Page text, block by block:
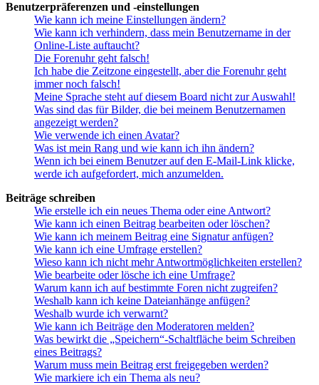
Benutzerpräferenzen und -einstellungen
Wie kann ich meine Einstellungen ändern?
Wie kann ich verhindern, dass mein Benutzername in der
Online-Liste auftaucht?
Die Forenuhr geht falsch!
Ich habe die Zeitzone eingestellt, aber die Forenuhr geht
immer noch falsch!
Meine Sprache steht auf diesem Board nicht zur Auswahl!
Was sind das für Bilder, die bei meinem Benutzernamen
angezeigt werden?
Wie verwende ich einen Avatar?
Was ist mein Rang und wie kann ich ihn ändern?
Wenn ich bei einem Benutzer auf den E-Mail-Link klicke,
werde ich aufgefordert, mich anzumelden.
Beiträge schreiben
Wie erstelle ich ein neues Thema oder eine Antwort?
Wie kann ich einen Beitrag bearbeiten oder löschen?
Wie kann ich meinem Beitrag eine Signatur anfügen?
Wie kann ich eine Umfrage erstellen?
Wieso kann ich nicht mehr Antwortmöglichkeiten erstellen?
Wie bearbeite oder lösche ich eine Umfrage?
Warum kann ich auf bestimmte Foren nicht zugreifen?
Weshalb kann ich keine Dateianhänge anfügen?
Weshalb wurde ich verwarnt?
Wie kann ich Beiträge den Moderatoren melden?
Was bewirkt die „Speichern“-Schaltfläche beim Schreiben
eines Beitrags?
Warum muss mein Beitrag erst freigegeben werden?
Wie markiere ich ein Thema als neu?